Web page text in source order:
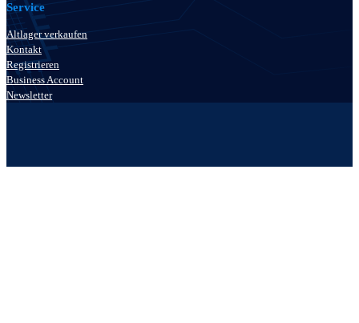
Service
Altlager verkaufen
Kontakt
Registrieren
Business Account
Newsletter